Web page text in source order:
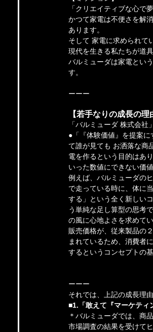
「クリエイティブな心で
かつて家電は不便さを解
あります。
そして 家電に求められて
現代を生きる私たちが道
バルミューダは家電とい
す。
ーーー
【若手なりの成長の理
「バルミューダ 株式会
●「『体験価値』を提案
て誰が見ても お洒落な商
電を作るという目的はあ
いった数値にできない価
例えば、バルミューダの
で走っている時に、体に
する」という全く新しい
う単純な足し算型の思考
の風に心地よさを求めて
販売価格が、従来製品の
まれているため、消費者
するというコンセプトの
ーーー
それでは、上記の成長理
■1.「敢えて『マーケティ
＊バルミューダでは、商
市場調査の結果を受けて